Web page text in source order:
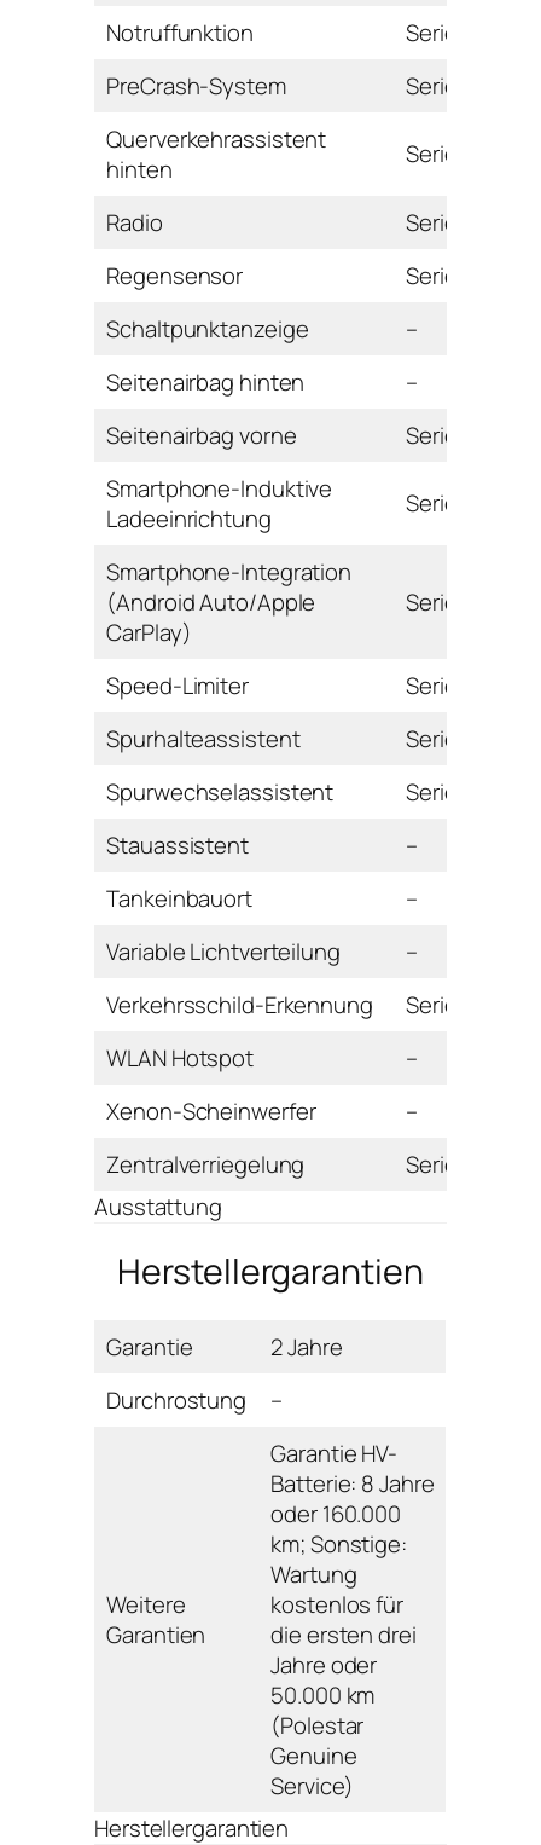
Notruffunktion
Serie
PreCrash-System
Serie
Querverkehrassistent
hinten
Serie
Radio
Serie
Regensensor
Serie
Schaltpunktanzeige
–
Seitenairbag hinten
–
Seitenairbag vorne
Serie
Smartphone-Induktive
Ladeeinrichtung
Serie
Smartphone-Integration
(Android Auto/Apple
CarPlay)
Serie
Speed-Limiter
Serie
Spurhalteassistent
Serie
Spurwechselassistent
Serie
Stauassistent
–
Tankeinbauort
–
Variable Lichtverteilung
–
Verkehrsschild-Erkennung
Serie
WLAN Hotspot
–
Xenon-Scheinwerfer
–
Zentralverriegelung
Serie
Ausstattung
Herstellergarantien
Garantie
2 Jahre
Durchrostung
–
Weitere
Garantien
Garantie HV-
Batterie: 8 Jahre
oder 160.000
km; Sonstige:
Wartung
kostenlos für
die ersten drei
Jahre oder
50.000 km
(Polestar
Genuine
Service)
Herstellergarantien